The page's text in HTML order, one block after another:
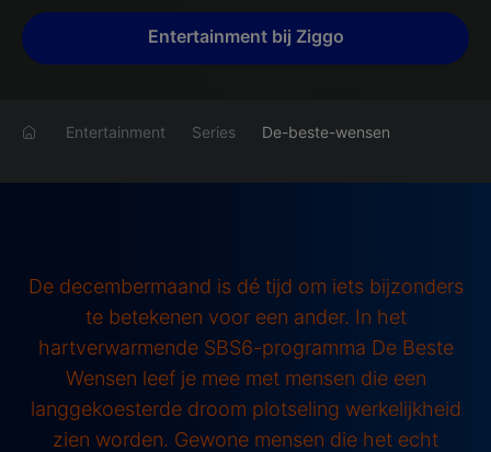
Entertainment bij Ziggo
Entertainment Series De-beste-wensen
De decembermaand is dé tijd om iets bijzonders
te betekenen voor een ander. In het
hartverwarmende SBS6-programma De Beste
Wensen leef je mee met mensen die een
langgekoesterde droom plotseling werkelijkheid
zien worden. Gewone mensen die het echt